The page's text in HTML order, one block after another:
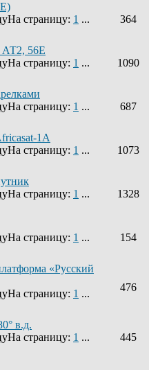
На страницу: 1 ...
364
56E
На страницу: 1 ...
1090
На страницу: 1 ...
687
1A
На страницу: 1 ...
1073
На страницу: 1 ...
1328
На страницу: 1 ...
154
«Русский
На страницу: 1 ...
476
в.д.
На страницу: 1 ...
445